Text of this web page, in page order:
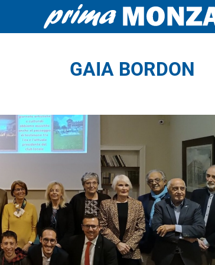
GAIA BORDON